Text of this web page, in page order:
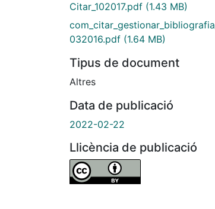
Citar_102017.pdf (1.43 MB)
com_citar_gestionar_bibliografia_
032016.pdf (1.64 MB)
Tipus de document
Altres
Data de publicació
2022-02-22
Llicència de publicació